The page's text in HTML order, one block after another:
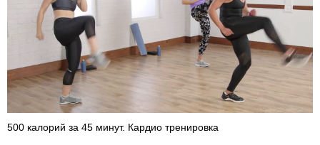
500 калорий за 45 минут. Кардио тренировка